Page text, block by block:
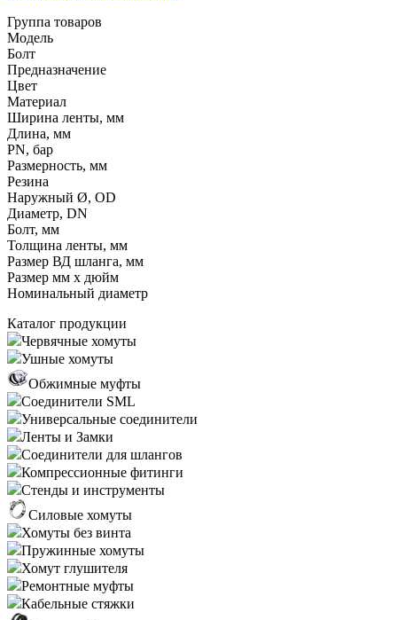
Группа товаров
Модель
Болт
Предназначение
Цвет
Материал
Ширина ленты, мм
Длина, мм
PN, бар
Размерность, мм
Резина
Наружный Ø, OD
Диаметр, DN
Болт, мм
Толщина ленты, мм
Размер ВД шланга, мм
Размер мм x дюйм
Номинальный диаметр
Каталог продукции
Червячные хомуты
Ушные хомуты
Обжимные муфты
Соединители SML
Универсальные соединители
Ленты и Замки
Соединители для шлангов
Компрессионные фитинги
Стенды и инструменты
Силовые хомуты
Хомуты без винта
Пружинные хомуты
Хомут глушителя
Ремонтные муфты
Кабельные стяжки